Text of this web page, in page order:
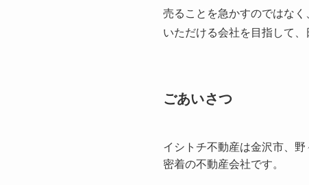
売ることを急かすのではな
いただける会社を目指して、
ごあいさつ
イシトチ不動産は金沢市、
密着の不動産会社です。